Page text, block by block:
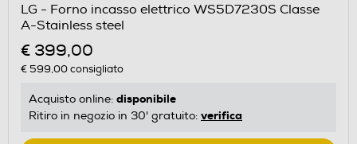
LG - Forno incasso elettrico WS5D7230S Classe
A-Stainless steel
€ 399,00
€ 599,00consigliato
Acquisto online: disponibile
Ritiro in negozio in 30' gratuito: verifica